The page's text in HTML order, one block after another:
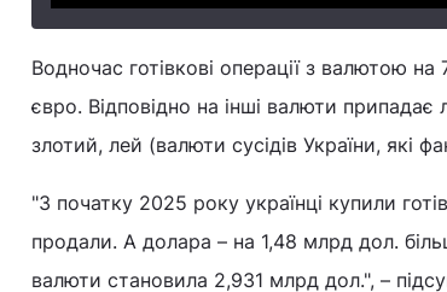
Водночас готівкові операції з валютою
євро. Відповідно на інші валюти
злотий, лей (валюти сусідів України, які
"З початку 2025 року українці купили
продали. А долара – на 1,48 млрд дол.
валюти становила 2,931 млрд дол.", –